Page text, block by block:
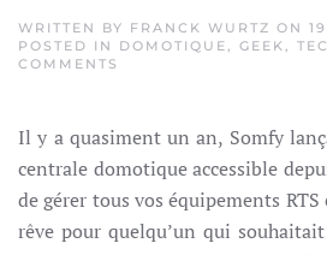
WRITTEN BY FRANCK WURTZ ON
POSTED IN DOMOTIQUE GEEK
COMMENTS
Il y a quasiment un an, Somfy
centrale domotique accessible
de gérer tous vos équipements
rêve pour quelqu’un qui